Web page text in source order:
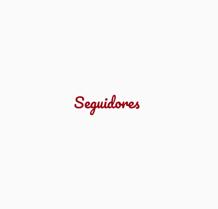
Seguidores